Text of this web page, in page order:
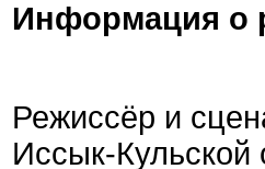
Информация о
Режиссёр и
Иссык-Кульской